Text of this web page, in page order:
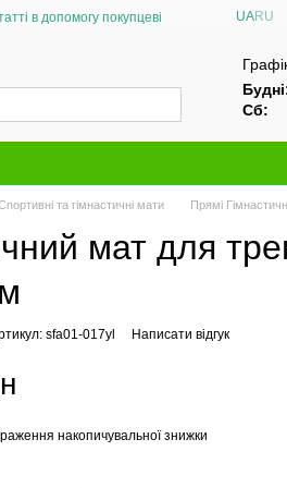
в допомогу покупцеві
UARU
Сб:
та гімнастичні мати Прямі
мат для
sfa01-017yl Написати відгук
накопичувальної знижки